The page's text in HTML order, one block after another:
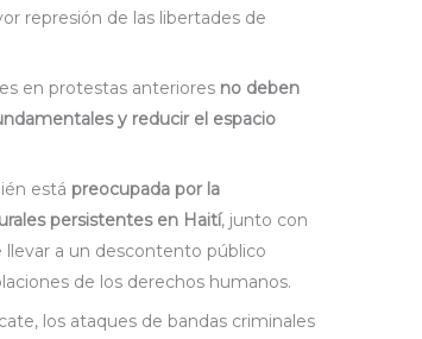
represión de las libertades de
en protestas anteriores no deben
y reducir el espacio
está preocupada por la
persistentes en Haití, junto con
a un descontento público
de los derechos humanos.
los ataques de bandas criminales